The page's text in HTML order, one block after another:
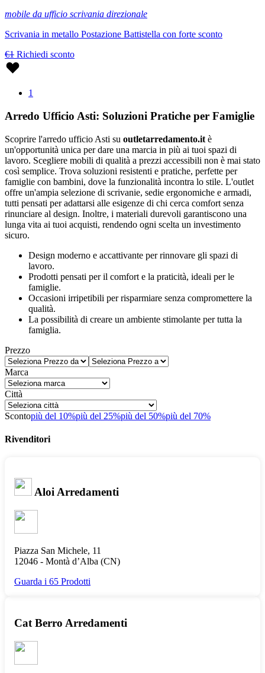
mobile da ufficio scrivania direzionale
Scrivania in metallo Postazione Battistella con forte sconto
€1 Richiedi sconto
1
Arredo Ufficio Asti: Soluzioni Pratiche per Famiglie
Scoprire l'arredo ufficio Asti su outletarredamento.it è
un'opportunità unica per dare una marcia in più ai tuoi spazi di
lavoro. Scegliere mobili di qualità a prezzi accessibili non è mai stato
così semplice. Trova soluzioni resistenti e pratiche, perfette per
famiglie con bambini, dove la funzionalità incontra lo stile. L'outlet
offre un'ampia selezione di scrivanie, sedie ergonomiche e armadi,
tutti pensati per adattarsi alle esigenze di chi cerca comfort senza
rinunciare al design. Inoltre, i materiali durevoli garantiscono una
lunga vita ai tuoi acquisti, rendendo ogni scelta un investimento
sicuro.
Design moderno e accattivante per rinnovare gli spazi di
lavoro.
Prodotti pensati per il comfort e la praticità, ideali per le
famiglie.
Occasioni irripetibili per risparmiare senza compromettere la
qualità.
La possibilità di creare un ambiente stimolante per tutta la
famiglia.
Prezzo
Marca
Città
Scontopiù del 10%più del 25%più del 50%più del 70%
Rivenditori
Aloi Arredamenti
Piazza San Michele, 11
12046 - Montà d’Alba (CN)
Guarda i 65 Prodotti
Cat Berro Arredamenti